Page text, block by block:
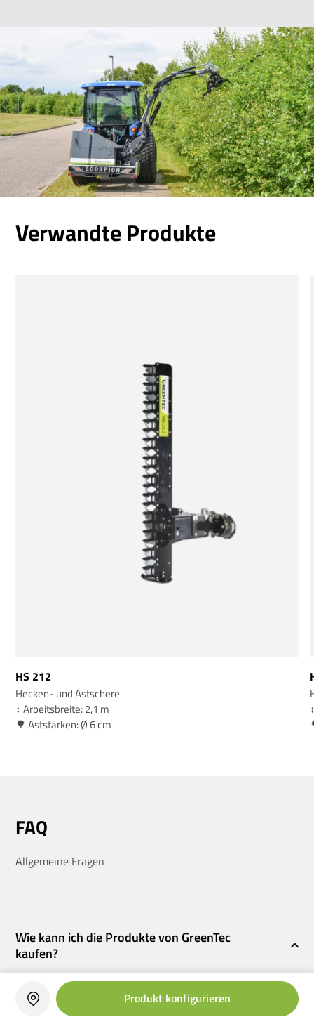
Verwandte Produkte
HS 212
Hecken- und Astschere
↕️ Arbeitsbreite: 2,1 m
🌳 Aststärken: Ø 6 cm
FAQ
Allgemeine Fragen
Wie kann ich die Produkte von GreenTec
kaufen?
Wir verkaufen unsere Produkte über einNetz von
Vertriebshändlern
. Wir empfehlen Ihnen, sich für weitere
Informationen an IhrenGreenTec-Händlervor Ort zu
Produkt konfigurieren